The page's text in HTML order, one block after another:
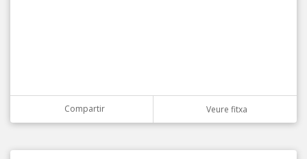
Compartir Veure fitxa